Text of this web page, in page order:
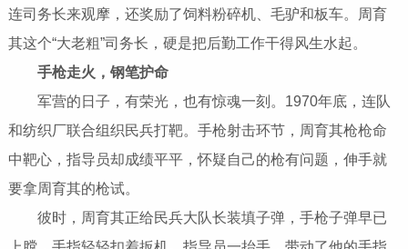
连司务长来观摩，还奖励了饲料粉碎机、毛驴和板车。周育
其这个“大老粗”司务长，硬是把后勤工作干得风生水起。
手枪走火，钢笔护命
军营的日子，有荣光，也有惊魂一刻。1970年底，连队
和纺织厂联合组织民兵打靶。手枪射击环节，周育其枪枪命
中靶心，指导员却成绩平平，怀疑自己的枪有问题，伸手就
要拿周育其的枪试。
彼时，周育其正给民兵大队长装填子弹，手枪子弹早已